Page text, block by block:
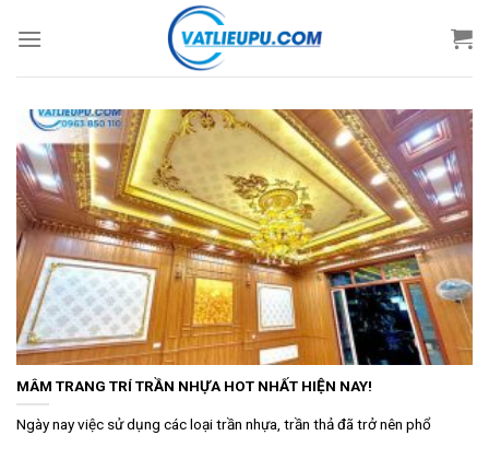
MÂM TRANG TRÍ TRẦN NHỰA HOT NHẤT HIỆN NAY!
Ngày nay việc sử dụng các loại trần nhựa, trần thả đã trở nên phổ